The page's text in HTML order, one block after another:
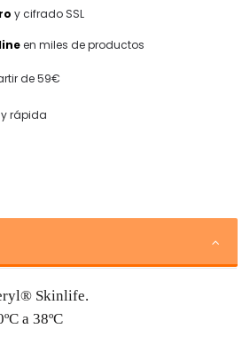
y cifrado SSL
en miles de productos
de 59€
rápida
Skinlife.
a 38ºC